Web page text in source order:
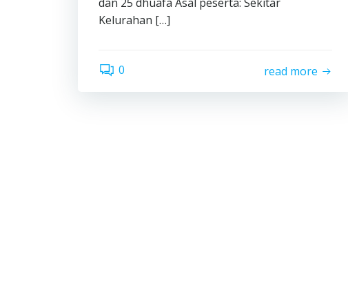
Kelurahan […]
0 read more